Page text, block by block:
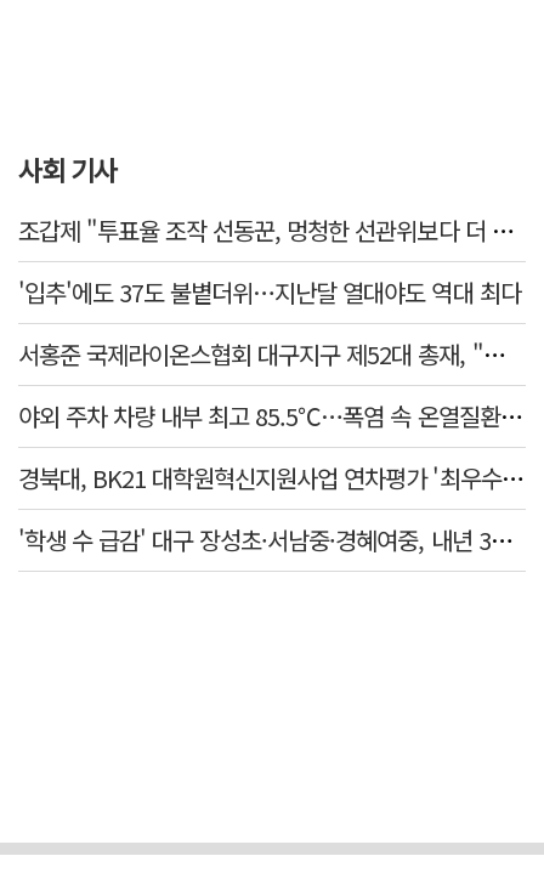
사회 기사
조갑제 "투표율 조작 선동꾼, 멍청한 선관위보다 더 나빠…부정선거, 불가능"
'입추'에도 37도 불볕더위…지난달 열대야도 역대 최다
서홍준 국제라이온스협회 대구지구 제52대 총재, "지역사회 모두가 웃는 날까지 봉사"
야외 주차 차량 내부 최고 85.5℃…폭염 속 온열질환·차량 방치사고 주의보
경북대, BK21 대학원혁신지원사업 연차평가 '최우수'… 6년 연속 사업비 증액
'학생 수 급감' 대구 장성초·서남중·경혜여중, 내년 3월 인근 학교와 통합